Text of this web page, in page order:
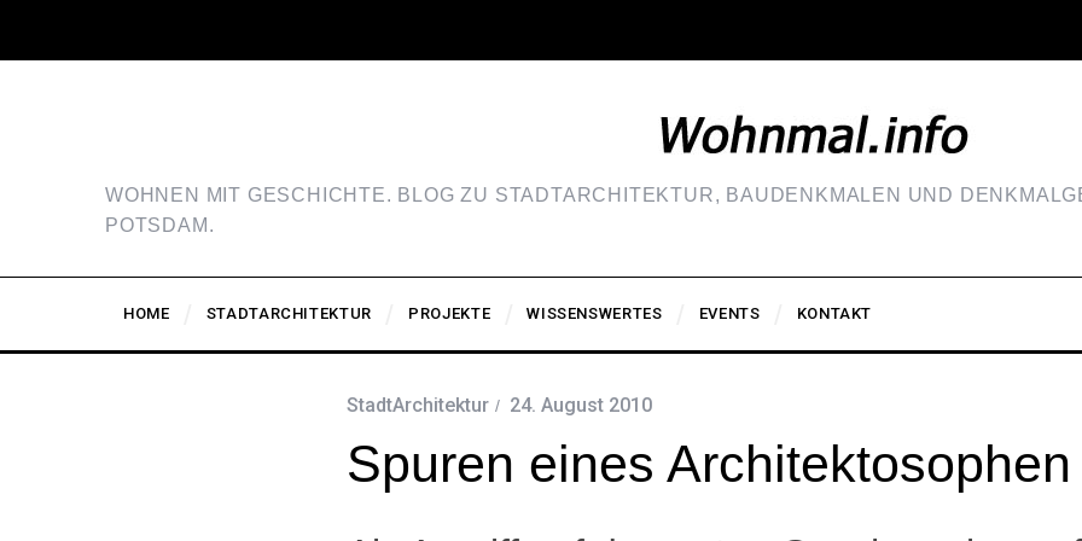
WOHNEN MIT GESCHICHTE. BLOG ZU STADTARCHITEKTUR, BAUDENKMALEN UND
POTSDAM.
HOME STADTARCHITEKTUR PROJEKTE WISSENSWERTES EVENTS KONTAKT
StadtArchitektur 24. August 2010
Spuren eines Architektosophen